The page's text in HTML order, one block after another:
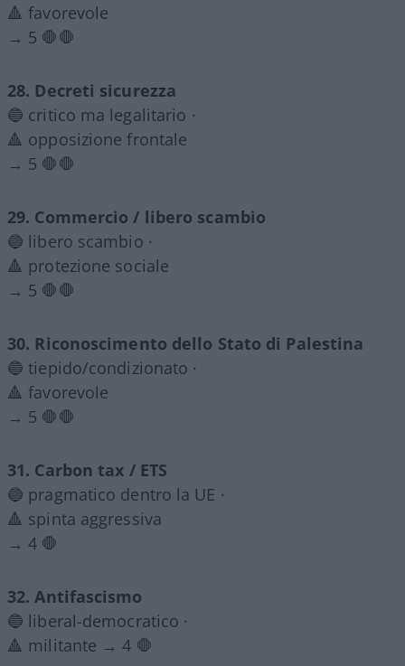
🔺 favorevole
→ 5 🛑🛑
28. Decreti sicurezza
🔵 critico ma legalitario ·
🔺 opposizione frontale
→ 5 🛑🛑
29. Commercio / libero scambio
🔵 libero scambio ·
🔺 protezione sociale
→ 5 🛑🛑
30. Riconoscimento dello Stato di Palestina
🔵 tiepido/condizionato ·
🔺 favorevole
→ 5 🛑🛑
31. Carbon tax / ETS
🔵 pragmatico dentro la UE ·
🔺 spinta aggressiva
→ 4 🛑
32. Antifascismo
🔵 liberal-democratico ·
🔺 militante → 4 🛑